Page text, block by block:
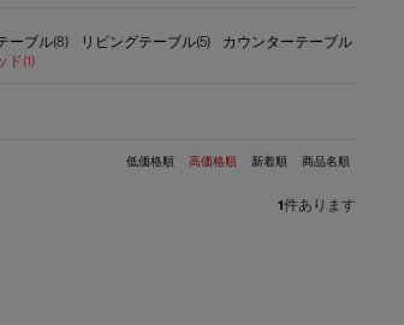
ーブル(8) リビングテーブル(5)
カウンターテーブル
ド(1)
低価格順 高価格順 新着順 商品名順
1件あります